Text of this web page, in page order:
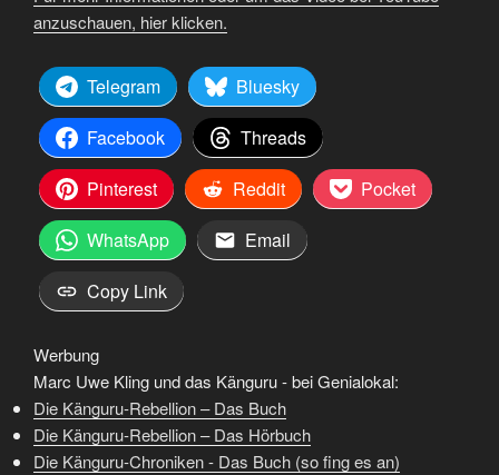
anzuschauen, hier klicken.
Telegram
Bluesky
Facebook
Threads
Pinterest
Reddit
Pocket
WhatsApp
Email
Copy Link
Werbung
Marc Uwe Kling und das Känguru - bei Genialokal:
Die Känguru-Rebellion – Das Buch
Die Känguru-Rebellion – Das Hörbuch
Die Känguru-Chroniken - Das Buch (so fing es an)